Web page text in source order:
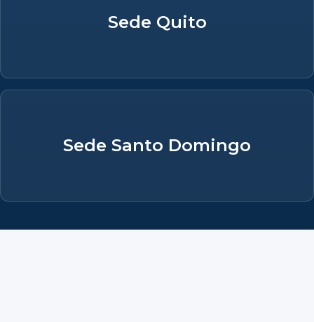
Sede Quito
Sede Santo Domingo